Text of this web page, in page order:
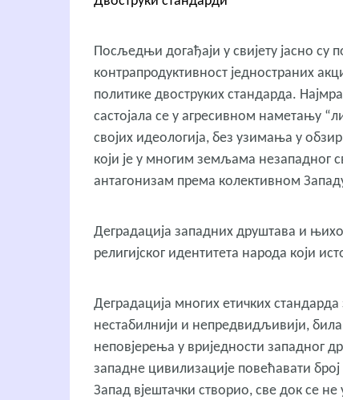
Посљедњи догађаји у свијету јасно су
контрапродуктивност једностраних
политике двоструких стандарда.
састојала се у агресивном наметању
својих идеологија, без узимања у
који је у многим земљама незападног
антагонизам према колективном
Деградација западних друштава и
религијског идентитета народа који
Деградација многих етичких стандарда
нестабилнији и непредвидљивији,
неповјерења у вриједности западног
западне цивилизације повећавати
Запад вјештачки створио, све док се